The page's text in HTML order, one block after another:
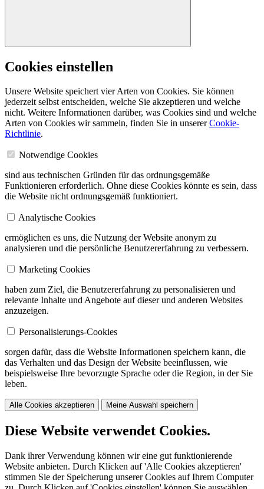
Cookies einstellen
Unsere Website speichert vier Arten von Cookies. Sie können
jederzeit selbst entscheiden, welche Sie akzeptieren und welche
nicht. Weitere Informationen darüber, was Cookies sind und welche
Arten von Cookies wir sammeln, finden Sie in unsererCookie-
Richtlinie.
Notwendige Cookies
sind aus technischen Gründen für das ordnungsgemäße
Funktionieren erforderlich. Ohne diese Cookies könnte es sein, dass
die Website nicht ordnungsgemäß funktioniert.
Analytische Cookies
ermöglichen es uns, die Nutzung der Website anonym zu
analysieren und die persönliche Benutzererfahrung zu verbessern.
Marketing Cookies
haben zum Ziel, die Benutzererfahrung zu personalisieren und
relevante Inhalte und Angebote auf dieser und anderen Websites
anzuzeigen.
Personalisierungs-Cookies
sorgen dafür, dass die Website Informationen speichern kann, die
das Verhalten und das Design der Website beeinflussen, wie
beispielsweise Ihre bevorzugte Sprache oder die Region, in der Sie
leben.
Alle Cookies akzeptieren Meine Auswahl speichern
Diese Website verwendet Cookies.
Dank ihrer Verwendung können wir eine gut funktionierende
Website anbieten. Durch Klicken auf 'Alle Cookies akzeptieren'
stimmen Sie der Speicherung unserer Cookies auf Ihrem Computer